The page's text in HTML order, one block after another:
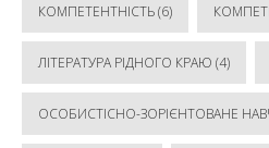
КОМПЕТЕНТНІСТЬ(6)
ЛІТЕРАТУРА РІДНОГО КРАЮ (4)
ОСОБИСТІСНО-ЗОРІЄНТОВАНЕ